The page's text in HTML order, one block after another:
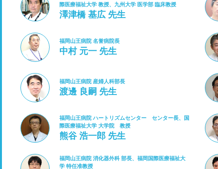
際医療福祉大学 教授、九州大学 医学部 臨床教授
澤津橋 基広 先生
福岡山王病院 名誉病院長
中村 元一 先生
福岡山王病院 産婦人科部長
渡邊 良嗣 先生
福岡山王病院 ハートリズムセンター センター長、国
際医療福祉大学 大学院 教授
熊谷 浩一郎 先生
福岡山王病院 消化器外科 部長、福岡国際医療福祉大
学 特任准教授